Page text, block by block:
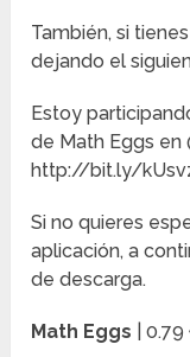
También, si
dejando el
Estoy
de Math Eggs en
http://bit.ly/
Si no quieres
aplicación, a
de descarga.
Math Eggs | 0.79